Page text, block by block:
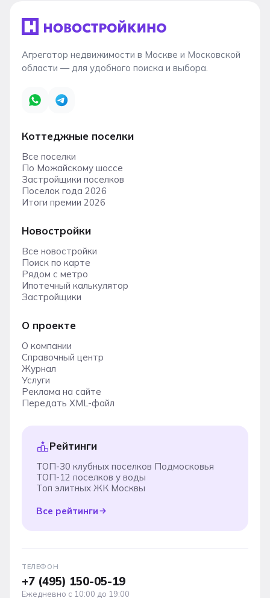
Агрегатор недвижимости в Москве и Московской
области — для удобного поиска и выбора.
Коттеджные поселки
Все поселки
По Можайскому шоссе
Застройщики поселков
Поселок года 2026
Итоги премии 2026
Новостройки
Все новостройки
Поиск по карте
Рядом с метро
Ипотечный калькулятор
Застройщики
О проекте
О компании
Справочный центр
Журнал
Услуги
Реклама на сайте
Передать XML-файл
Рейтинги
ТОП-30 клубных поселков Подмосковья
ТОП-12 поселков у воды
Топ элитных ЖК Москвы
Все рейтинги
ТЕЛЕФОН
+7 (495) 150-05-19
Ежедневно с 10:00 до 19:00